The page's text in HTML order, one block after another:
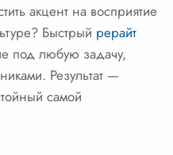
акцент на восприятие
Быстрый рерайт
под любую задачу,
Результат —
самой